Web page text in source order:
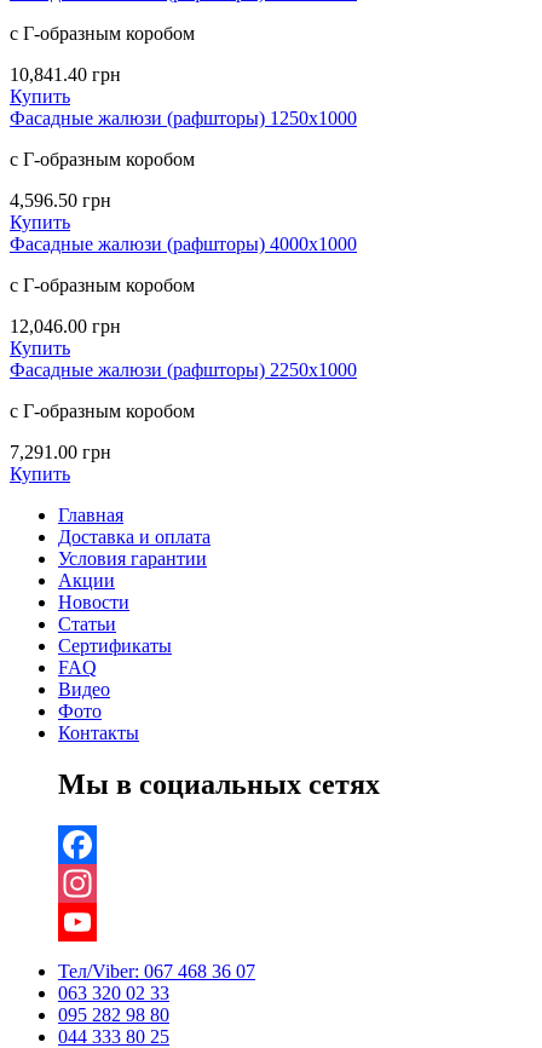
с Г-образным коробом
10,841.40 грн
Купить
Фасадные жалюзи (рафшторы) 1250х1000
с Г-образным коробом
4,596.50 грн
Купить
Фасадные жалюзи (рафшторы) 4000х1000
с Г-образным коробом
12,046.00 грн
Купить
Фасадные жалюзи (рафшторы) 2250х1000
с Г-образным коробом
7,291.00 грн
Купить
Главная
Доставка и оплата
Условия гарантии
Акции
Новости
Статьи
Сертификаты
FAQ
Видео
Фото
Контакты
Мы в социальных сетях
Facebook
Instagram
YouTube
Channel
Тел/Viber: 067 468 36 07
063 320 02 33
095 282 98 80
044 333 80 25